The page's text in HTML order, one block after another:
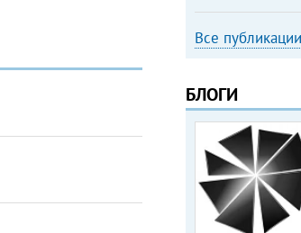
Все публикации
БЛОГИ